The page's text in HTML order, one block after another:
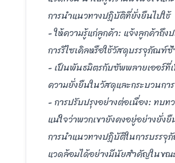
การนําแนวทางปฏิบัติที่ยั่งยืนไปใช้
- ให้ความรู้แก่ลูกค้า: แจ้งลูกค้าถึ
การรีไซเคิลหรือใช้วัสดุบรรจุภัณฑ์
- เป็นพันธมิตรกับซัพพลายเออร์
ความยั่งยืนในวัสดุและกระบวนกา
- การปรับปรุงอย่างต่อเนื่อง: ทบ
แน่ใจว่าพวกเขายังคงอยู่อย่างยั่ง
การนําแนวทางปฏิบัติในการบรร
แวดล้อมได้อย่างมีนัยสําคัญในขณ